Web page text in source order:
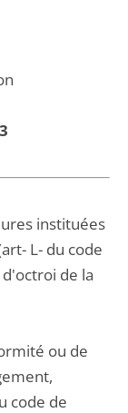
instituées
L- du code
de la
ou de
code de